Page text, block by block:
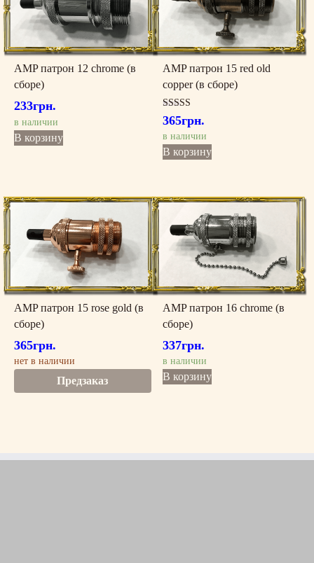
AMP патрон 12 chrome (в
сборе)
233грн.
в наличии
В корзину
AMP патрон 15 red old
copper (в сборе)
Оценка
5.00
из 5
365грн.
в наличии
В корзину
AMP патрон 15 rose gold (в
сборе)
365грн.
нет в наличии
Предзаказ
AMP патрон 16 chrome (в
сборе)
337грн.
в наличии
В корзину